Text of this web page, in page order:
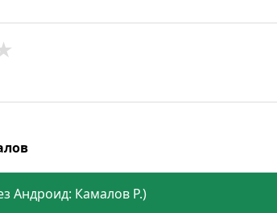
Андроид: Камалов Р.)